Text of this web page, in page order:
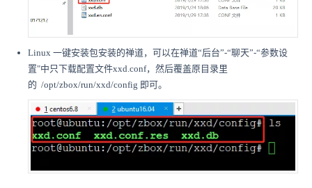
Linux 一键安装包安装的禅道，可以在禅道“后台”-“聊天”-“参数设
置"中只下载配置文件xxd.conf，然后覆盖原目录里
的 /opt/zbox/run/xxd/config 即可。